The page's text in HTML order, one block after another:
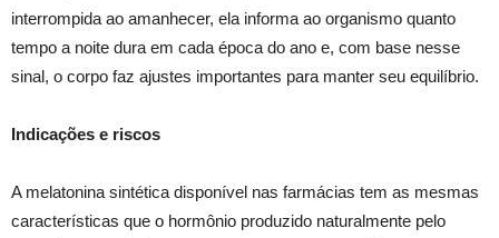
interrompida ao amanhecer, ela informa ao organismo quanto
tempo a noite dura em cada época do ano e, com base nesse
sinal, o corpo faz ajustes importantes para manter seu equilíbrio.
Indicações e riscos
A melatonina sintética disponível nas farmácias tem as mesmas
características que o hormônio produzido naturalmente pelo